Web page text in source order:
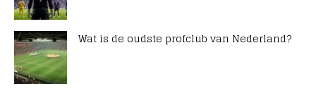
Wat is de oudste profclub van Nederland?